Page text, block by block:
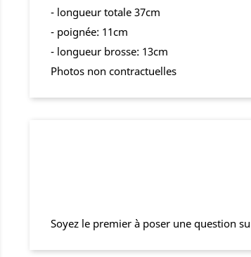
- longueur totale 37cm
- poignée: 11cm
- longueur brosse: 13cm
Photos non contractuelles
Soyez le premier à poser une question